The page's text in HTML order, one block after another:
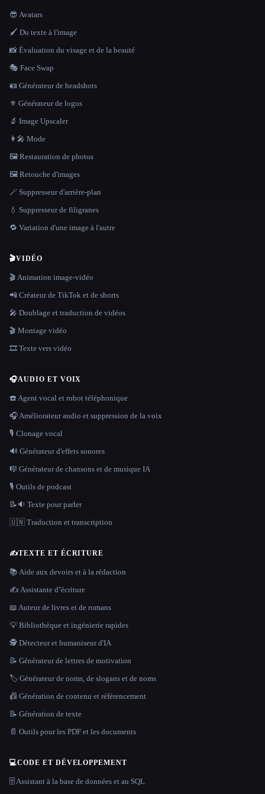
😎 Avatars
🖌️ Du texte à l'image
📸 Évaluation du visage et de la beauté
🎭 Face Swap
🪪 Générateur de headshots
⚜️ Générateur de logos
🔬 Image Upscaler
👩‍🎤 Mode
🖼️ Restauration de photos
🖼️ Retouche d'images
🪄 Suppresseur d'arrière-plan
💧 Suppresseur de filigranes
🔁 Variation d'une image à l'autre
🎬VIDÉO
🎬 Animation image-vidéo
📲 Créateur de TikTok et de shorts
🎤 Doublage et traduction de vidéos
🎬 Montage vidéo
🎞️ Texte vers vidéo
🎧AUDIO ET VOIX
☎️ Agent vocal et robot téléphonique
🎧 Améliorateur audio et suppression de la voix
🎙️ Clonage vocal
🔊 Générateur d'effets sonores
🎼 Générateur de chansons et de musique IA
🎙️ Outils de podcast
📝🔉 Texte pour parler
🇺🇳 Traduction et transcription
✍️TEXTE ET ÉCRITURE
📚 Aide aux devoirs et à la rédaction
✍️ Assistante d''écriture
📖 Auteur de livres et de romans
💡 Bibliothèque et ingénierie rapides
🕵️ Détecteur et humaniseur d'IA
📝 Générateur de lettres de motivation
🏷️ Générateur de noms, de slogans et de noms
📠 Génération de contenu et référencement
📝 Génération de texte
📄 Outils pour les PDF et les documents
💻CODE ET DÉVELOPPEMENT
🗄️ Assistant à la base de données et au SQL